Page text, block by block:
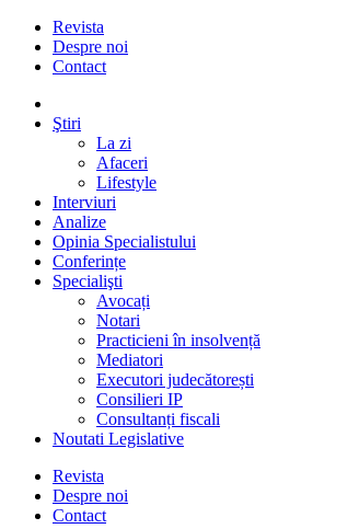
Revista
Despre noi
Contact
Ştiri
La zi
Afaceri
Lifestyle
Interviuri
Analize
Opinia Specialistului
Conferințe
Specialişti
Avocați
Notari
Practicieni în insolvență
Mediatori
Executori judecătorești
Consilieri IP
Consultanți fiscali
Noutati Legislative
Revista
Despre noi
Contact